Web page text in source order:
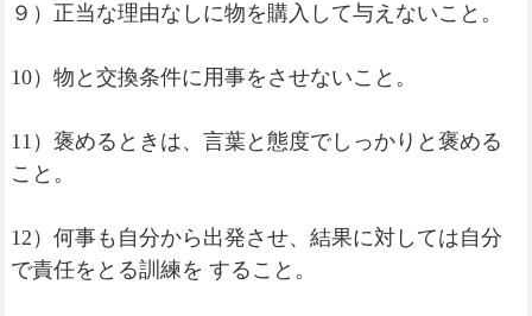
９）正当な理由なしに物を購入して与えないこと。
10）物と交換条件に用事をさせないこと。
11）褒めるときは、言葉と態度でしっかりと褒める
こと。
12）何事も自分から出発させ、結果に対しては自分
で責任をとる訓練を すること。